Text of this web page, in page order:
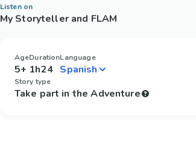
Listen on
My Storyteller and FLAM
Age
5+
Duration
1h24
Language
Story type
Take part in the Adventure